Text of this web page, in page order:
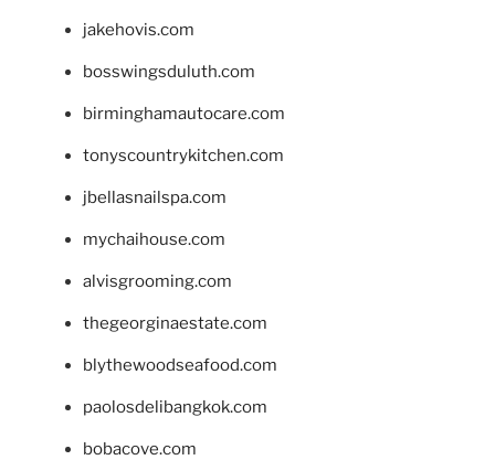
jakehovis.com
bosswingsduluth.com
birminghamautocare.com
tonyscountrykitchen.com
jbellasnailspa.com
mychaihouse.com
alvisgrooming.com
thegeorginaestate.com
blythewoodseafood.com
paolosdelibangkok.com
bobacove.com